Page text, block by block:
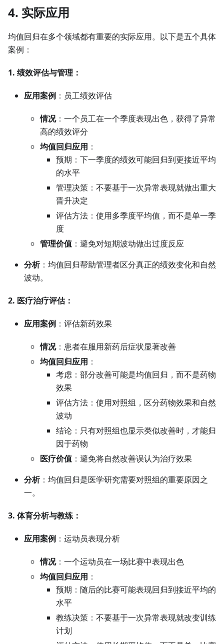
4. 实际应用
均值回归在多个领域都有重要的实际应用。以下是五个具体
案例：
1. 绩效评估与管理：
应用案例 ：员工绩效评估
情况：一个员工在一个季度表现出色，获得了异常
高的绩效评分
均值回归应用 ：
预期：下一季度的绩效可能回归到更接近平均
的水平
管理决策：不要基于一次异常表现就做出重大
晋升决定
评估方法：使用多季度平均值，而不是单一季
度
管理价值 ：避免对短期波动做出过度反应
分析：均值回归帮助管理者区分真正的绩效变化和自然
波动。
2. 医疗治疗评估：
应用案例 ：评估新药效果
情况：患者在服用新药后症状显著改善
均值回归应用 ：
考虑：部分改善可能是均值回归，而不是药物
效果
评估方法：使用对照组，区分药物效果和自然
波动
结论：只有对照组也显示类似改善时，才能归
因于药物
医疗价值 ：避免将自然改善误认为治疗效果
分析：均值回归是医学研究需要对照组的重要原因之
一。
3. 体育分析与教练：
应用案例 ：运动员表现分析
情况：一个运动员在一场比赛中表现出色
均值回归应用 ：
预期：随后的比赛可能表现回归到接近平均的
水平
教练决策：不要基于一次异常表现就改变训练
计划